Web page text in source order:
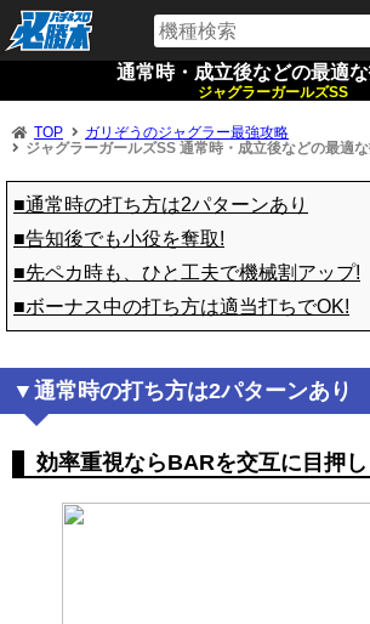
通常時・成立後などの最適
ジャグラーガールズSS
TOP
ガリぞうのジャグラー最強攻略
ジャグラーガールズSS 通常時・成立後などの最適
■通常時の打ち方は2パターンあり
■告知後でも小役を奪取!
■先ペカ時も、ひと工夫で機械割アップ!
■ボーナス中の打ち方は適当打ちでOK!
通常時の打ち方は2パターンあり
効率重視ならBARを交互に目押し